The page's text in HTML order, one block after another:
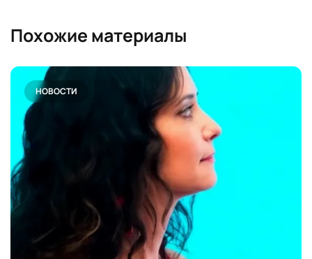
Похожие материалы
НОВОСТИ